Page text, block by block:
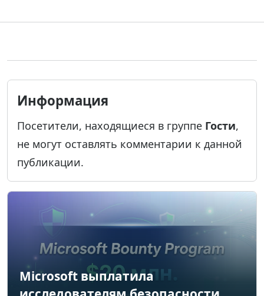
Информация
Посетители, находящиеся в группе Гости,
не могут оставлять комментарии к данной
публикации.
Microsoft выплатила